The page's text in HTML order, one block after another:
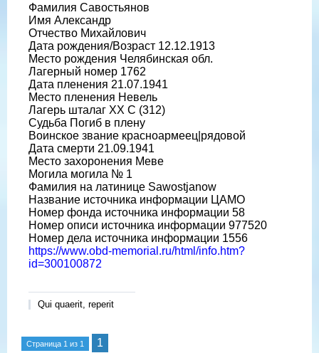
Фамилия Савостьянов
Имя Александр
Отчество Михайлович
Дата рождения/Возраст 12.12.1913
Место рождения Челябинская обл.
Лагерный номер 1762
Дата пленения 21.07.1941
Место пленения Невель
Лагерь шталаг XX C (312)
Судьба Погиб в плену
Воинское звание красноармеец|рядовой
Дата смерти 21.09.1941
Место захоронения Меве
Могила могила № 1
Фамилия на латинице Sawostjanow
Название источника информации ЦАМО
Номер фонда источника информации 58
Номер описи источника информации 977520
Номер дела источника информации 1556
https://www.obd-memorial.ru/html/info.htm?
id=300100872
Qui quaerit, reperit
Страница 1 из 1 1